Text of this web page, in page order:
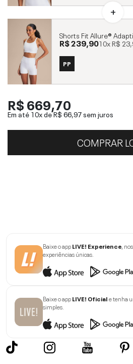
Shorts Fit Allure®
R$ 239,9010xR$
PP
R$ 669,70
Em até 10x deR$ 66,97sem juros
COMPRAR
Baixe o appLIVE! Experience,
experiências únicas.
Baixe o appLIVE! Oficiale tenha
simples.